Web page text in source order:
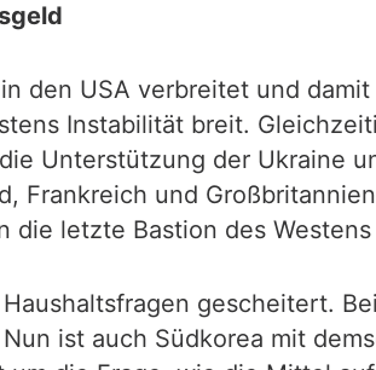
den USA verbreitet und
Instabilität breit.
Unterstützung der Ukraine
Frankreich und
letzte Bastion des
gescheitert.
ist auch Südkorea mit